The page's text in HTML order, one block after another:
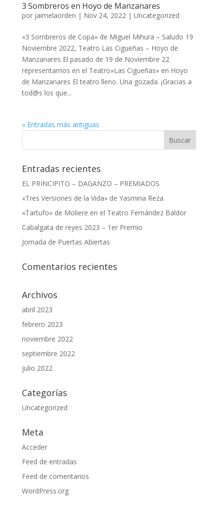
3 Sombreros en Hoyo de Manzanares
por jaimelaorden | Nov 24, 2022| Uncategorized
«3 Sombreros de Copa» de Miguel Mihura – Saludo 19
Noviembre 2022, Teatro Las Cigueñas – Hoyo de
Manzanares El pasado de 19 de Noviembre 22
representamos en el Teatro»Las Cigueñas» en Hoyo
de Manzanares El teatro lleno. Una gozada. ¡Gracias a
tod@s los que...
« Entradas más antiguas
Entradas recientes
EL PRINCIPITO – DAGANZO – PREMIADOS
«Tres Versiones de la Vida» de Yasmina Reza
«Tartufo» de Moliere en el Teatro Fernández Baldor
Cabalgata de reyes 2023 – 1er Premio
Jornada de Puertas Abiertas
Comentarios recientes
Archivos
abril 2023
febrero 2023
noviembre 2022
septiembre 2022
julio 2022
Categorías
Uncategorized
Meta
Acceder
Feed de entradas
Feed de comentarios
WordPress.org